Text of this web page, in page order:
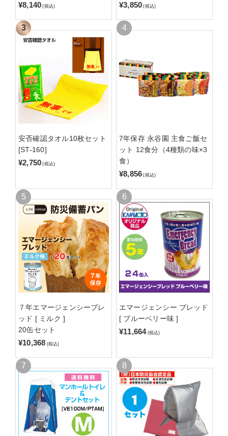
¥8,140 (税込) ¥3,850 (税込)
安否確認タオル10枚セット
[ST-160]
¥2,750 (税込)
7年保存 永谷園 主食ご飯セ
ット 12食分（4種類の味×3
食）
¥8,856 (税込)
７年エマージェンシーブレ
ッド [ ミルク ]
20缶セット
¥10,368 (税込)
エマージェンシー ブレッド
[ ブルーベリー味 ]
¥11,664 (税込)